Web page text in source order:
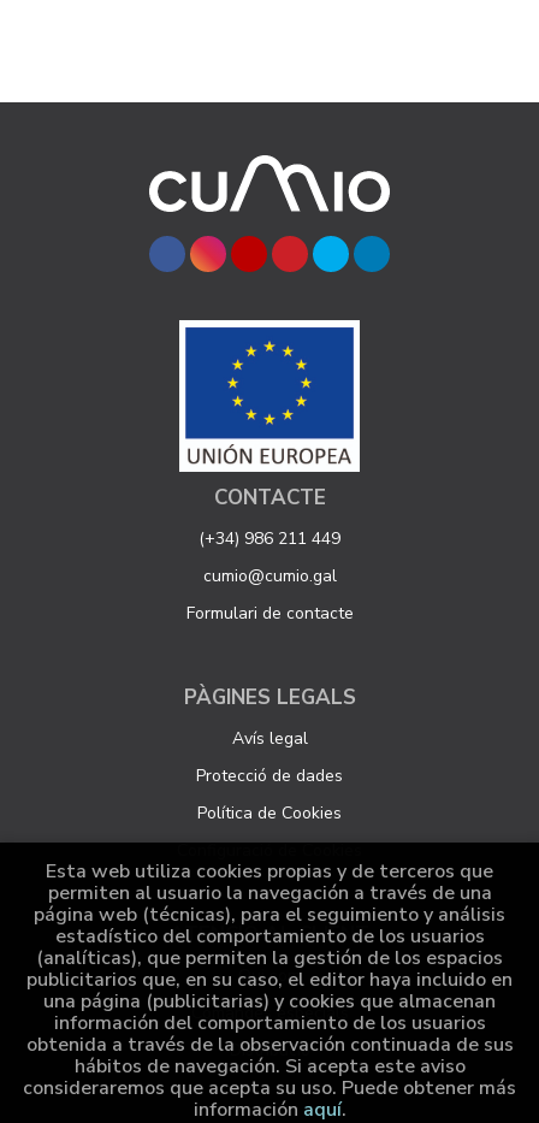
CONTACTE
(+34) 986 211 449
cumio@cumio.gal
Formulari de contacte
PÀGINES LEGALS
Avís legal
Protecció de dades
Política de Cookies
ATENCIÓ AL CLIENT
Qui som
Comandes especials
Distribució
Esta web utiliza cookies propias y de terceros que
permiten al usuario la navegación a través de una
página web (técnicas), para el seguimiento y análisis
estadístico del comportamiento de los usuarios
(analíticas), que permiten la gestión de los espacios
publicitarios que, en su caso, el editor haya incluido en
una página (publicitarias) y cookies que almacenan
información del comportamiento de los usuarios
obtenida a través de la observación continuada de sus
hábitos de navegación. Si acepta este aviso
consideraremos que acepta su uso. Puede obtener más
información aquí.